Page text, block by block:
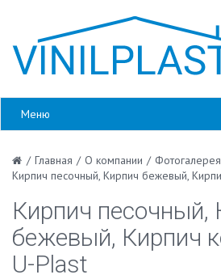
Меню
/ Главная / О компании / Фотогалерея
Кирпич песочный, Кирпич бежевый,
Кирпич песочный,
бежевый, Кирпич
U-Plast